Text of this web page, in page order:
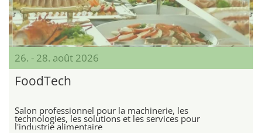
26. - 28. août 2026
FoodTech
Salon professionnel pour la machinerie, les
technologies, les solutions et les services pour
l'industrie alimentaire